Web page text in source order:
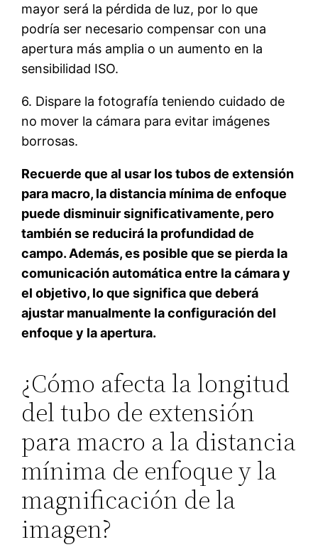
mayor será la pérdida de luz, por lo que
podría ser necesario compensar con una
apertura más amplia o un aumento en la
sensibilidad ISO.
6. Dispare la fotografía teniendo cuidado de
no mover la cámara para evitar imágenes
borrosas.
Recuerde que al usar los tubos de extensión
para macro, la distancia mínima de enfoque
puede disminuir significativamente, pero
también se reducirá la profundidad de
campo. Además, es posible que se pierda la
comunicación automática entre la cámara y
el objetivo, lo que significa que deberá
ajustar manualmente la configuración del
enfoque y la apertura.
¿Cómo afecta la longitud
del tubo de extensión
para macro a la distancia
mínima de enfoque y la
magnificación de la
imagen?